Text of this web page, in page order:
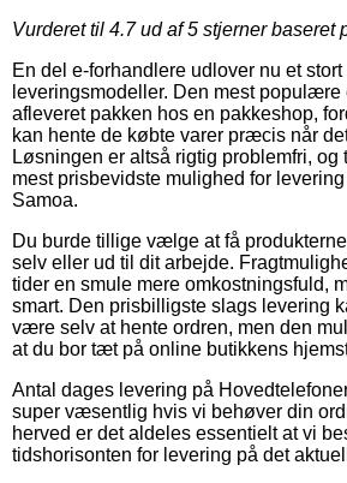
Vurderet til 4.7ud af 5 stjerner baseret
En del e-forhandlere udlover nu et
leveringsmodeller. Den mest populære
afleveret pakken hos en pakkeshop,
kan hente de købte varer præcis når
Løsningen er altså rigtig problemfri, og
mest prisbevidste mulighed for levering
Samoa.
Du burde tillige vælge at få
selv eller ud til dit arbejde.
tider en smule mere omkostningsfuld,
smart. Den prisbilligste slags levering
være selv at hente ordren, men den
at du bor tæt på online butikkens
Antal dages levering på
super væsentlig hvis vi behøver din
herved er det aldeles essentielt at vi
tidshorisonten for levering på det